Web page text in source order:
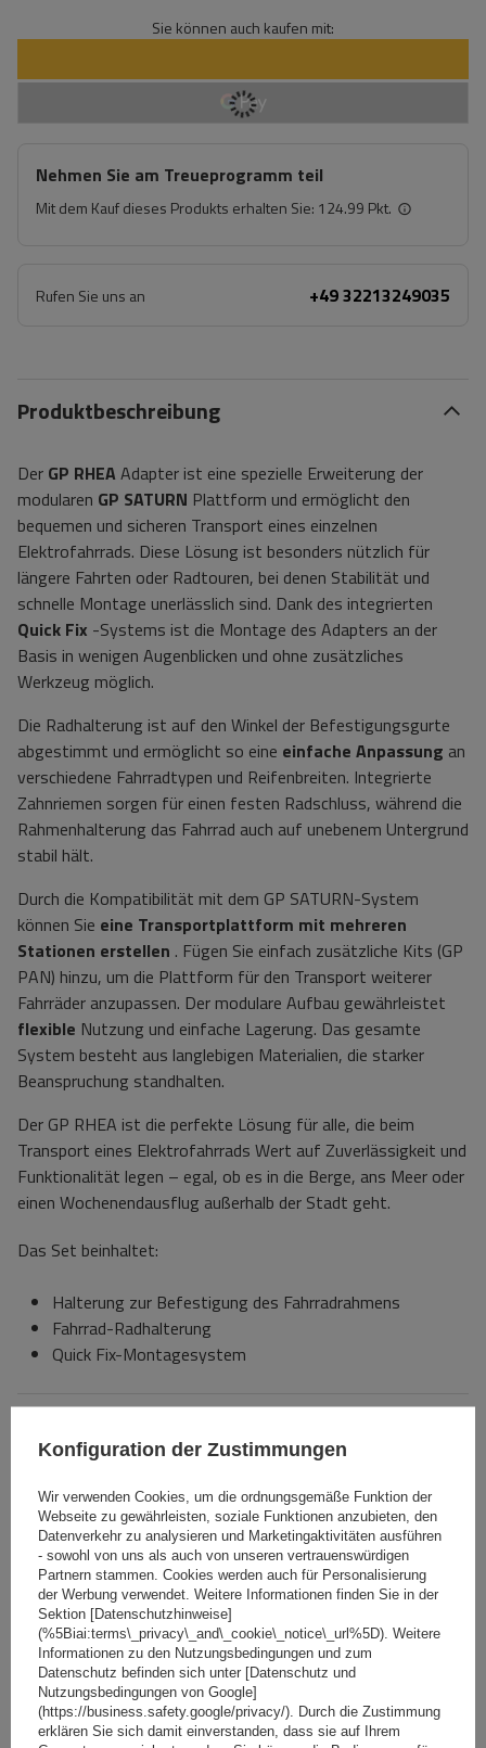
Sie können auch kaufen mit:
Nehmen Sie am Treueprogramm teil
Mit dem Kauf dieses Produkts erhalten Sie: 124.99 Pkt.
Rufen Sie uns an +49 32213249035
Produktbeschreibung
Der GP RHEAAdapter ist eine spezielle Erweiterung der
modularen GP SATURN Plattform und ermöglicht den
bequemen und sicheren Transport eines einzelnen
Elektrofahrrads. Diese Lösung ist besonders nützlich für
längere Fahrten oder Radtouren, bei denen Stabilität und
schnelle Montage unerlässlich sind. Dank des integrierten
Quick Fix -Systems ist die Montage des Adapters an der
Basis in wenigen Augenblicken und ohne zusätzliches
Werkzeug möglich.
Die Radhalterung ist auf den Winkel der Befestigungsgurte
abgestimmt und ermöglicht so eine einfache Anpassung an
verschiedene Fahrradtypen und Reifenbreiten. Integrierte
Zahnriemen sorgen für einen festen Radschluss, während die
Rahmenhalterung das Fahrrad auch auf unebenem Untergrund
stabil hält.
Durch die Kompatibilität mit dem GP SATURN-System
können Sie eine Transportplattform mit mehreren
Stationen erstellen . Fügen Sie einfach zusätzliche Kits (GP
PAN) hinzu, um die Plattform für den Transport weiterer
Fahrräder anzupassen. Der modulare Aufbau gewährleistet
flexible Nutzung und einfache Lagerung. Das gesamte
System besteht aus langlebigen Materialien, die starker
Beanspruchung standhalten.
Der GP RHEA ist die perfekte Lösung für alle, die beim
Transport eines Elektrofahrrads Wert auf Zuverlässigkeit und
Funktionalität legen – egal, ob es in die Berge, ans Meer oder
einen Wochenendausflug außerhalb der Stadt geht.
Das Set beinhaltet:
Halterung zur Befestigung des Fahrradrahmens
Fahrrad-Radhalterung
Quick Fix-Montagesystem
Das Produkt passt zu Autos
Lieferung
Stelle eine Frage
Bewertungen (0)
Konfiguration der Zustimmungen
Wir verwenden Cookies, um die ordnungsgemäße Funktion der
Webseite zu gewährleisten, soziale Funktionen anzubieten, den
Datenverkehr zu analysieren und Marketingaktivitäten ausführen
- sowohl von uns als auch von unseren vertrauenswürdigen
Partnern stammen. Cookies werden auch für Personalisierung
der Werbung verwendet. Weitere Informationen finden Sie in der
Sektion [Datenschutzhinweise]
(%5Biai:terms\_privacy\_and\_cookie\_notice\_url%5D). Weitere
Informationen zu den Nutzungsbedingungen und zum
Datenschutz befinden sich unter [Datenschutz und
Nutzungsbedingungen von Google]
(https://business.safety.google/privacy/). Durch die Zustimmung
erklären Sie sich damit einverstanden, dass sie auf Ihrem